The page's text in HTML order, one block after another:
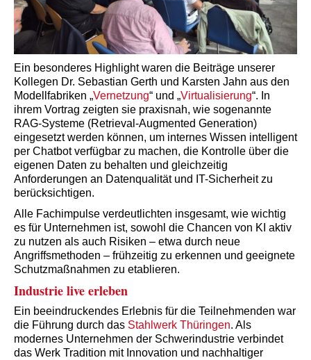
Ein besonderes Highlight waren die Beiträge unserer
Kollegen Dr. Sebastian Gerth und Karsten Jahn aus den
Modellfabriken „Vernetzung“ und „Virtualisierung“. In
ihrem Vortrag zeigten sie praxisnah, wie sogenannte
RAG-Systeme (Retrieval-Augmented Generation)
eingesetzt werden können, um internes Wissen intelligent
per Chatbot verfügbar zu machen, die Kontrolle über die
eigenen Daten zu behalten und gleichzeitig
Anforderungen an Datenqualität und IT-Sicherheit zu
berücksichtigen.
Alle Fachimpulse verdeutlichten insgesamt, wie wichtig
es für Unternehmen ist, sowohl die Chancen von KI aktiv
zu nutzen als auch Risiken – etwa durch neue
Angriffsmethoden – frühzeitig zu erkennen und geeignete
Schutzmaßnahmen zu etablieren.
Industrie live erleben
Ein beeindruckendes Erlebnis für die Teilnehmenden war
die Führung durch das Stahlwerk Thüringen. Als
modernes Unternehmen der Schwerindustrie verbindet
das Werk Tradition mit Innovation und nachhaltiger